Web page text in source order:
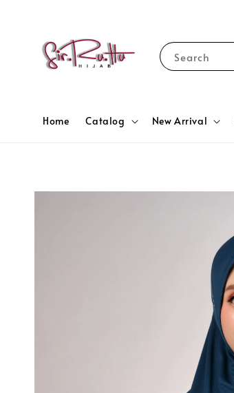
Search
Home Catalog New Arrival